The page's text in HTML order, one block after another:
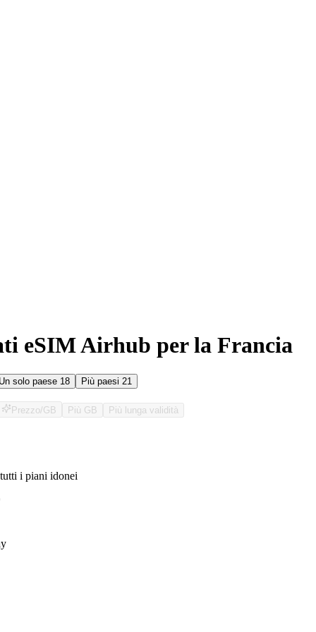
eSIM Airhub per la Francia
Un solo paese 18 Più paesi 21
Prezzo/GB Più GB Più lunga validità
i piani idonei